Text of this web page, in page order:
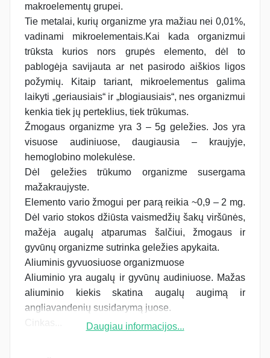
makroelementų grupei.
Tie metalai, kurių organizme yra mažiau nei 0,01%,
vadinami mikroelementais.Kai kada organizmui
trūksta kurios nors grupės elemento, dėl to
pablogėja savijauta ar net pasirodo aiškios ligos
požymių. Kitaip tariant, mikroelementus galima
laikyti „geriausiais“ ir „blogiausiais“, nes organizmui
kenkia tiek jų perteklius, tiek trūkumas.
Žmogaus organizme yra 3 – 5g geležies. Jos yra
visuose audiniuose, daugiausia – kraujyje,
hemoglobino molekulėse.
Dėl geležies trūkumo organizme susergama
mažakraujyste.
Elemento vario žmogui per parą reikia ~0,9 – 2 mg.
Dėl vario stokos džiūsta vaismedžių šakų viršūnės,
mažėja augalų atparumas šalčiui, žmogaus ir
gyvūnų organizme sutrinka geležies apykaita.
Aliuminis gyvuosiuose organizmuose
Aliuminio yra augalų ir gyvūnų audiniuose. Mažas
aliuminio kiekis skatina augalų augimą ir
angliavandenių susidarymą juose.
Daugiau informacijos...